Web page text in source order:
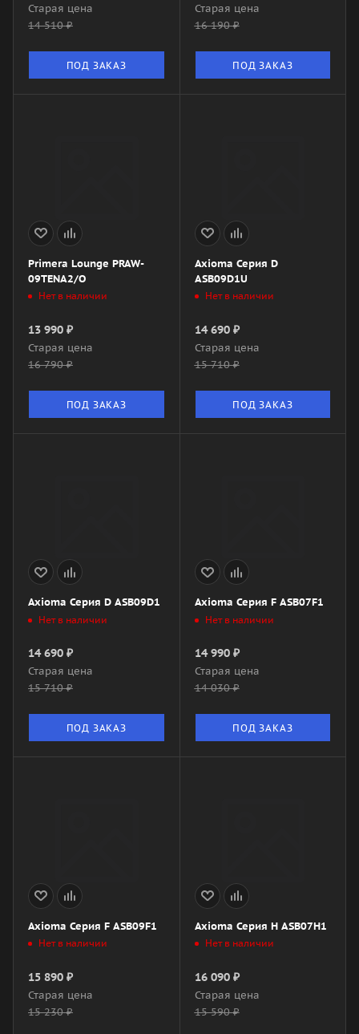
Старая цена
14 510₽
ПОД ЗАКАЗ
Старая цена
16 190₽
ПОД ЗАКАЗ
Primera Lounge PRAW-
09TENA2/O
Нет в наличии
13 990 ₽
Старая цена
16 790₽
ПОД ЗАКАЗ
Axioma Серия D
ASB09D1U
Нет в наличии
14 690₽
Старая цена
15 710₽
ПОД ЗАКАЗ
Axioma Серия D ASB09D1
Нет в наличии
14 690 ₽
Старая цена
15 710₽
ПОД ЗАКАЗ
Axioma Серия F ASB07F1
Нет в наличии
14 990₽
Старая цена
14 030₽
ПОД ЗАКАЗ
Axioma Серия F ASB09F1
Нет в наличии
15 890 ₽
Старая цена
15 230₽
Axioma Серия H ASB07H1
Нет в наличии
16 090₽
Старая цена
15 590₽